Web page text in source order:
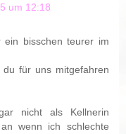
um 12:18
bisschen teurer im
für uns mitgefahren
nicht als Kellnerin
wenn ich schlechte